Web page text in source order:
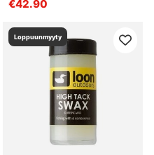
€42.90
Loppuunmyyty